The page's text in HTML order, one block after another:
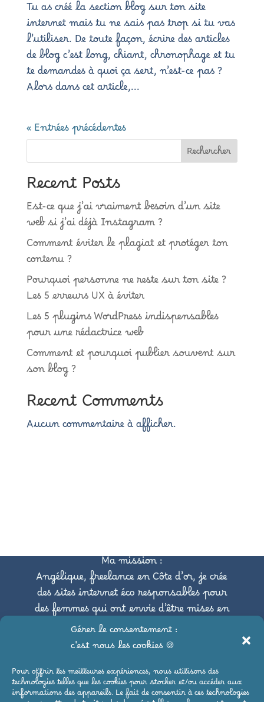
Gérer le consentement :
c'est nous les cookies 🍪
Pour offrir les meilleures expériences, nous utilisons des
technologies telles que les cookies pour stocker et/ou accéder aux
informations des appareils. Le fait de consentir à ces technologies
Tu as créé la section blog sur ton site
internet mais tu ne sais pas trop si tu vas
l’utiliser. De toute façon, écrire des articles
de blog c’est long, chiant, chronophage et tu
te demandes à quoi ça sert, n’est-ce pas ?
Alors dans cet article,...
« Entrées précédentes
Rechercher
Recent Posts
Est-ce que j’ai vraiment besoin d’un site
web si j’ai déjà Instagram ?
Comment éviter le plagiat et protéger ton
contenu ?
Pourquoi personne ne reste sur ton site ?
Les 5 erreurs UX à éviter
Les 5 plugins WordPress indispensables
pour une rédactrice web
Comment et pourquoi publier souvent sur
son blog ?
Recent Comments
Aucun commentaire à afficher.
Ma mission :
Angélique, freelance en Côte d’or, je crée
des sites internet éco responsables pour
des femmes qui ont envie d’être mises en
avant tout en respectant
l’environnement.
Pour suivre mes aventures,
c’est par ici :